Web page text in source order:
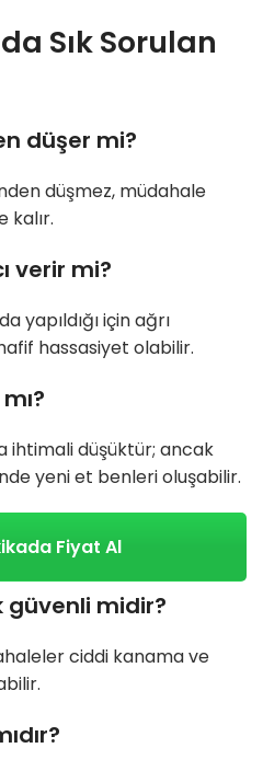
Sık Sorulan
düşer mi?
düşmez, müdahale
kalır.
verir mi?
yapıldığı için ağrı
hassasiyet olabilir.
ihtimali düşüktür; ancak
yeni et benleri oluşabilir.
Fiyat Al
güvenli midir?
ciddi kanama ve